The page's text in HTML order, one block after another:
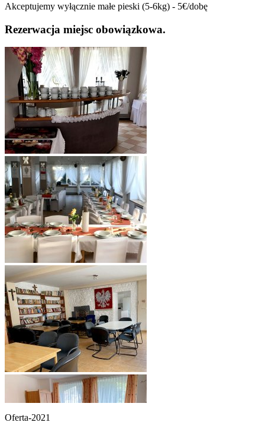
Akceptujemy wyłącznie małe pieski (5-6kg) - 5€/dobę
Rezerwacja miejsc obowiązkowa.
Oferta-2021